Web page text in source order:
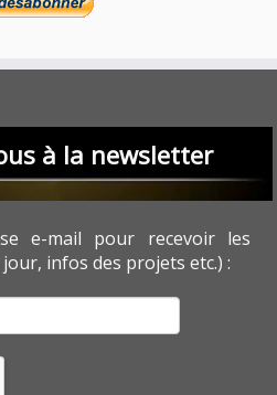
à la newsletter
e-mail pour recevoir les
infos des projets etc.) :